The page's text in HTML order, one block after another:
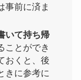
事前に済ま
いて持ち帰
ことができ
おくと、後
きに参考に